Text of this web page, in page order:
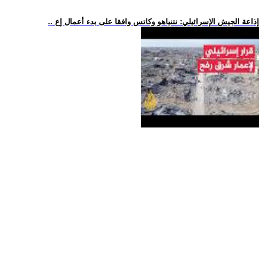
.. إذاعة الجيش الإسرائيلي: نتنياهو وكاتس وافقا على بدء أعمال إع